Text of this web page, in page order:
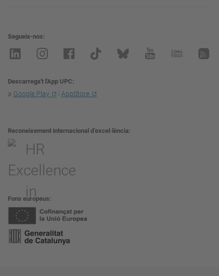
Segueix-nos
Descarrega't l'App UPC
a Google Play i AppStore
Reconeixement internacional d’excel·lència
Fons europeus